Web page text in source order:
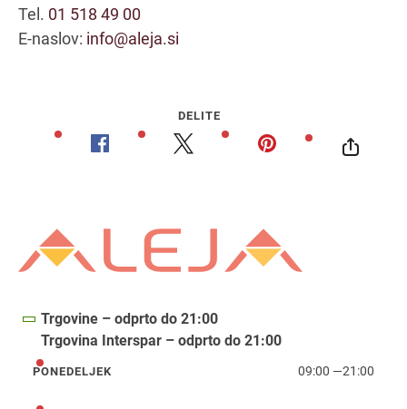
Tel. 01 518 49 00
E-naslov: info@aleja.si
DELITE
Trgovine – odprto do 21:00
Trgovina Interspar – odprto do 21:00
ponedeljek
PONEDELJEK 09:00 —21:00